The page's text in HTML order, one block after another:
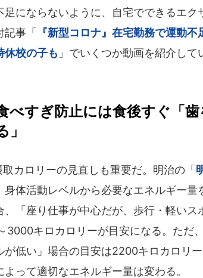
足にならないように、自宅でできるエ
記事「
『新型コロナ』在宅勤務で運動
休校の子も 」でいくつか動画を紹介して
べすぎ防止には食後すぐ「
」
カロリーの見直しも重要だ。明治の「
身体活動レベルから必要なエネルギー
、「座り仕事が中心だが、歩行・軽い
3000キロカロリーが目安になる。ただ
が低い」場合の目安は2200キロカロリ
よって適切なエネルギー量は変わる。